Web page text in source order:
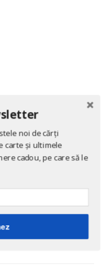
ale Chinei
noi de cărți
carte și ultimele
cadou, pe care să le